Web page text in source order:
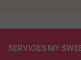
SERVICES MY